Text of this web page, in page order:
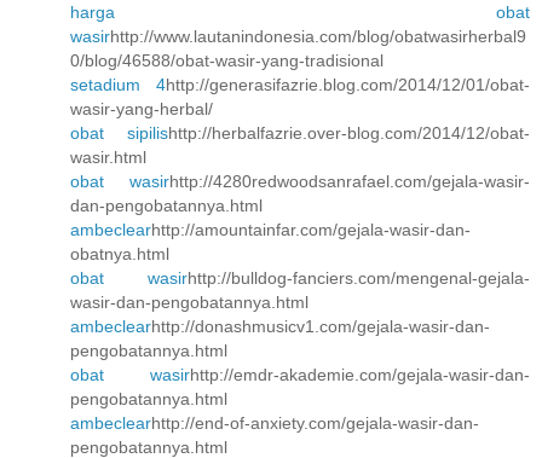
harga obat
wasirhttp://www.lautanindonesia.com/blog/obatwasirherbal9
0/blog/46588/obat-wasir-yang-tradisional
setadium 4http://generasifazrie.blog.com/2014/12/01/obat-
wasir-yang-herbal/
obat sipilishttp://herbalfazrie.over-blog.com/2014/12/obat-
wasir.html
obat wasirhttp://4280redwoodsanrafael.com/gejala-wasir-
dan-pengobatannya.html
ambeclearhttp://amountainfar.com/gejala-wasir-dan-
obatnya.html
obat wasirhttp://bulldog-fanciers.com/mengenal-gejala-
wasir-dan-pengobatannya.html
ambeclearhttp://donashmusicv1.com/gejala-wasir-dan-
pengobatannya.html
obat wasirhttp://emdr-akademie.com/gejala-wasir-dan-
pengobatannya.html
ambeclearhttp://end-of-anxiety.com/gejala-wasir-dan-
pengobatannya.html